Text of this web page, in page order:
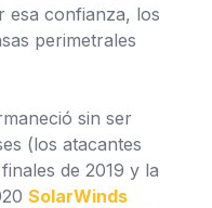
esa confianza, los
perimetrales
sin ser
(los atacantes
de 2019 y la
SolarWinds